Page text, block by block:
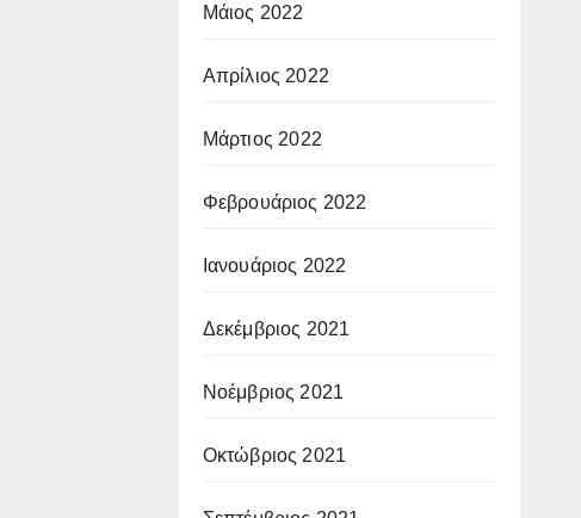
Μάιος 2022
Απρίλιος 2022
Μάρτιος 2022
Φεβρουάριος 2022
Ιανουάριος 2022
Δεκέμβριος 2021
Νοέμβριος 2021
Οκτώβριος 2021